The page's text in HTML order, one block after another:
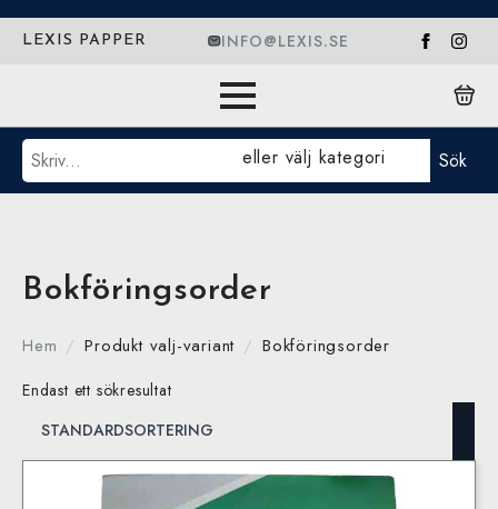
LEXIS PAPPER INFO@LEXIS.SE
Sök eller välj kategori Sök
Bokföringsorder
Hem Produkt valj-variant Bokföringsorder
Endast ett sökresultat